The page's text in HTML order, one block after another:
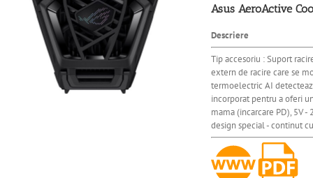
Asus AeroActive
Descriere
Tip accesoriu : Suport
extern de racire care se
termoelectric AI
incorporat pentru a oferi
mama (incarcare PD), 5V
design special - continut